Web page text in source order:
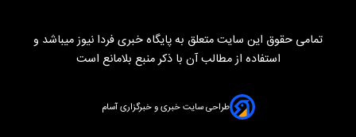
تمامی حقوق این سایت متعلق به پایگاه خبری فردا نیوز میباشد و
استفاده از مطالب آن با ذکر منبع بلامانع است
طراحی سایت خبری و خبرگزاری آسام